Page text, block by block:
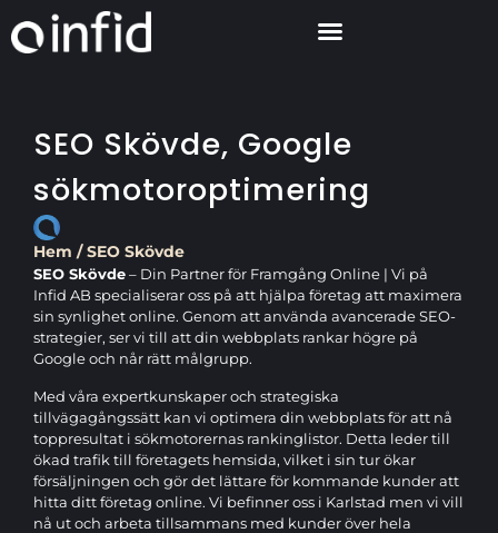
SEO Skövde, Google
sökmotoroptimering
Hem /SEO Skövde
SEO Skövde– Din Partner för Framgång Online | Vi på
Infid AB specialiserar oss på att hjälpa företag att maximera
sin synlighet online. Genom att använda avancerade SEO-
strategier, ser vi till att din webbplats rankar högre på
Google och når rätt målgrupp.
Med våra expertkunskaper och strategiska
tillvägagångssätt kan vi optimera din webbplats för att nå
toppresultat i sökmotorernas rankinglistor. Detta leder till
ökad trafik till företagets hemsida, vilket i sin tur ökar
försäljningen och gör det lättare för kommande kunder att
hitta ditt företag online. Vi befinner oss i Karlstad men vi vill
nå ut och arbeta tillsammans med kunder över hela